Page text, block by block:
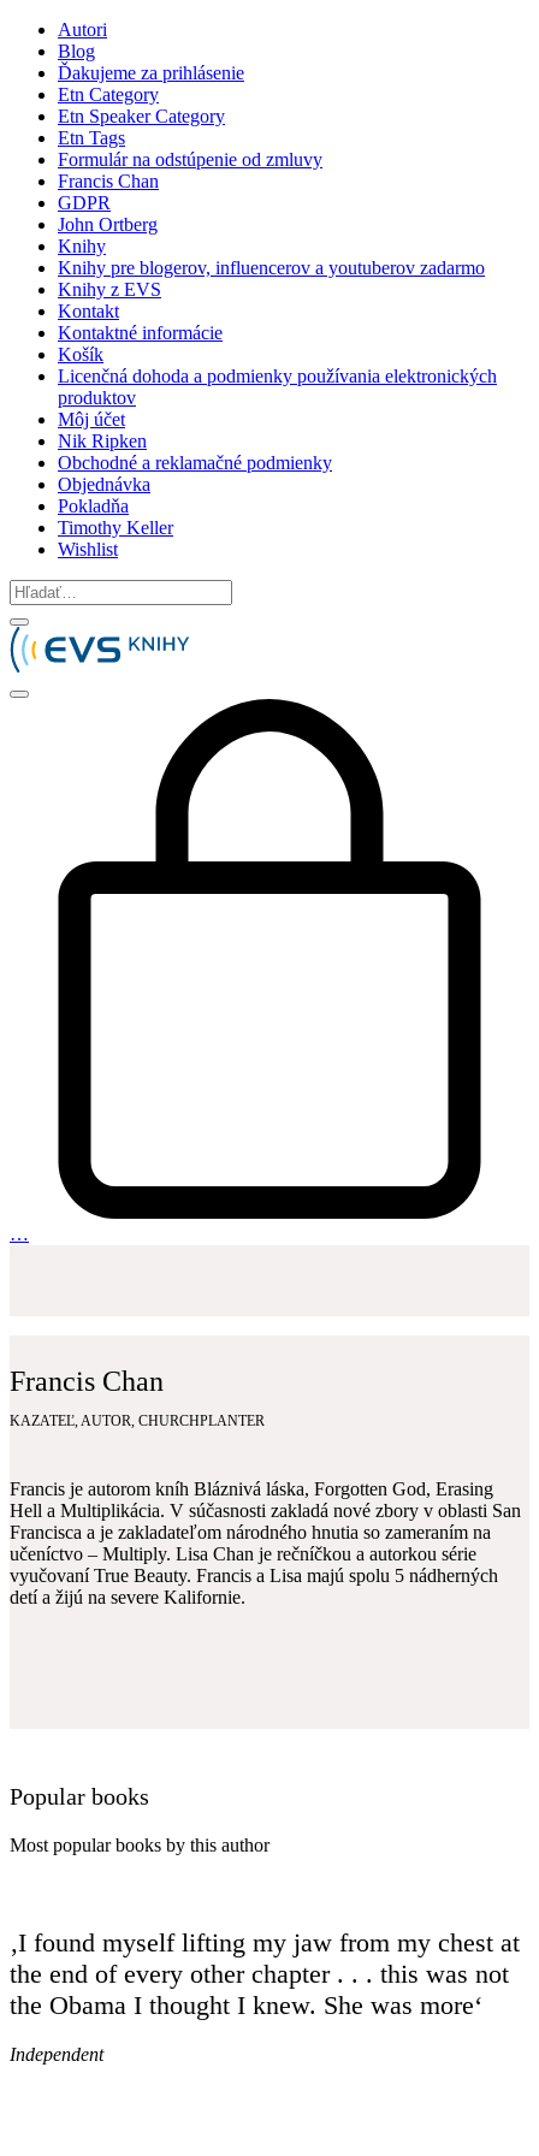
Autori
Blog
Ďakujeme za prihlásenie
Etn Category
Etn Speaker Category
Etn Tags
Formulár na odstúpenie od zmluvy
Francis Chan
GDPR
John Ortberg
Knihy
Knihy pre blogerov, influencerov a youtuberov zadarmo
Knihy z EVS
Kontakt
Kontaktné informácie
Košík
Licenčná dohoda a podmienky používania elektronických
produktov
Môj účet
Nik Ripken
Obchodné a reklamačné podmienky
Objednávka
Pokladňa
Timothy Keller
Wishlist
…
Francis Chan
KAZATEĽ, AUTOR, CHURCHPLANTER
Francis je autorom kníh Bláznivá láska, Forgotten God, Erasing
Hell a Multiplikácia. V súčasnosti zakladá nové zbory v oblasti San
Francisca a je zakladateľom národného hnutia so zameraním na
učeníctvo – Multiply. Lisa Chan je rečníčkou a autorkou série
vyučovaní True Beauty. Francis a Lisa majú spolu 5 nádherných
detí a žijú na severe Kalifornie.
Popular books
Most popular books by this author
‚I found myself lifting my jaw from my chest at
the end of every other chapter . . . this was not
the Obama I thought I knew. She was more‘
Independent